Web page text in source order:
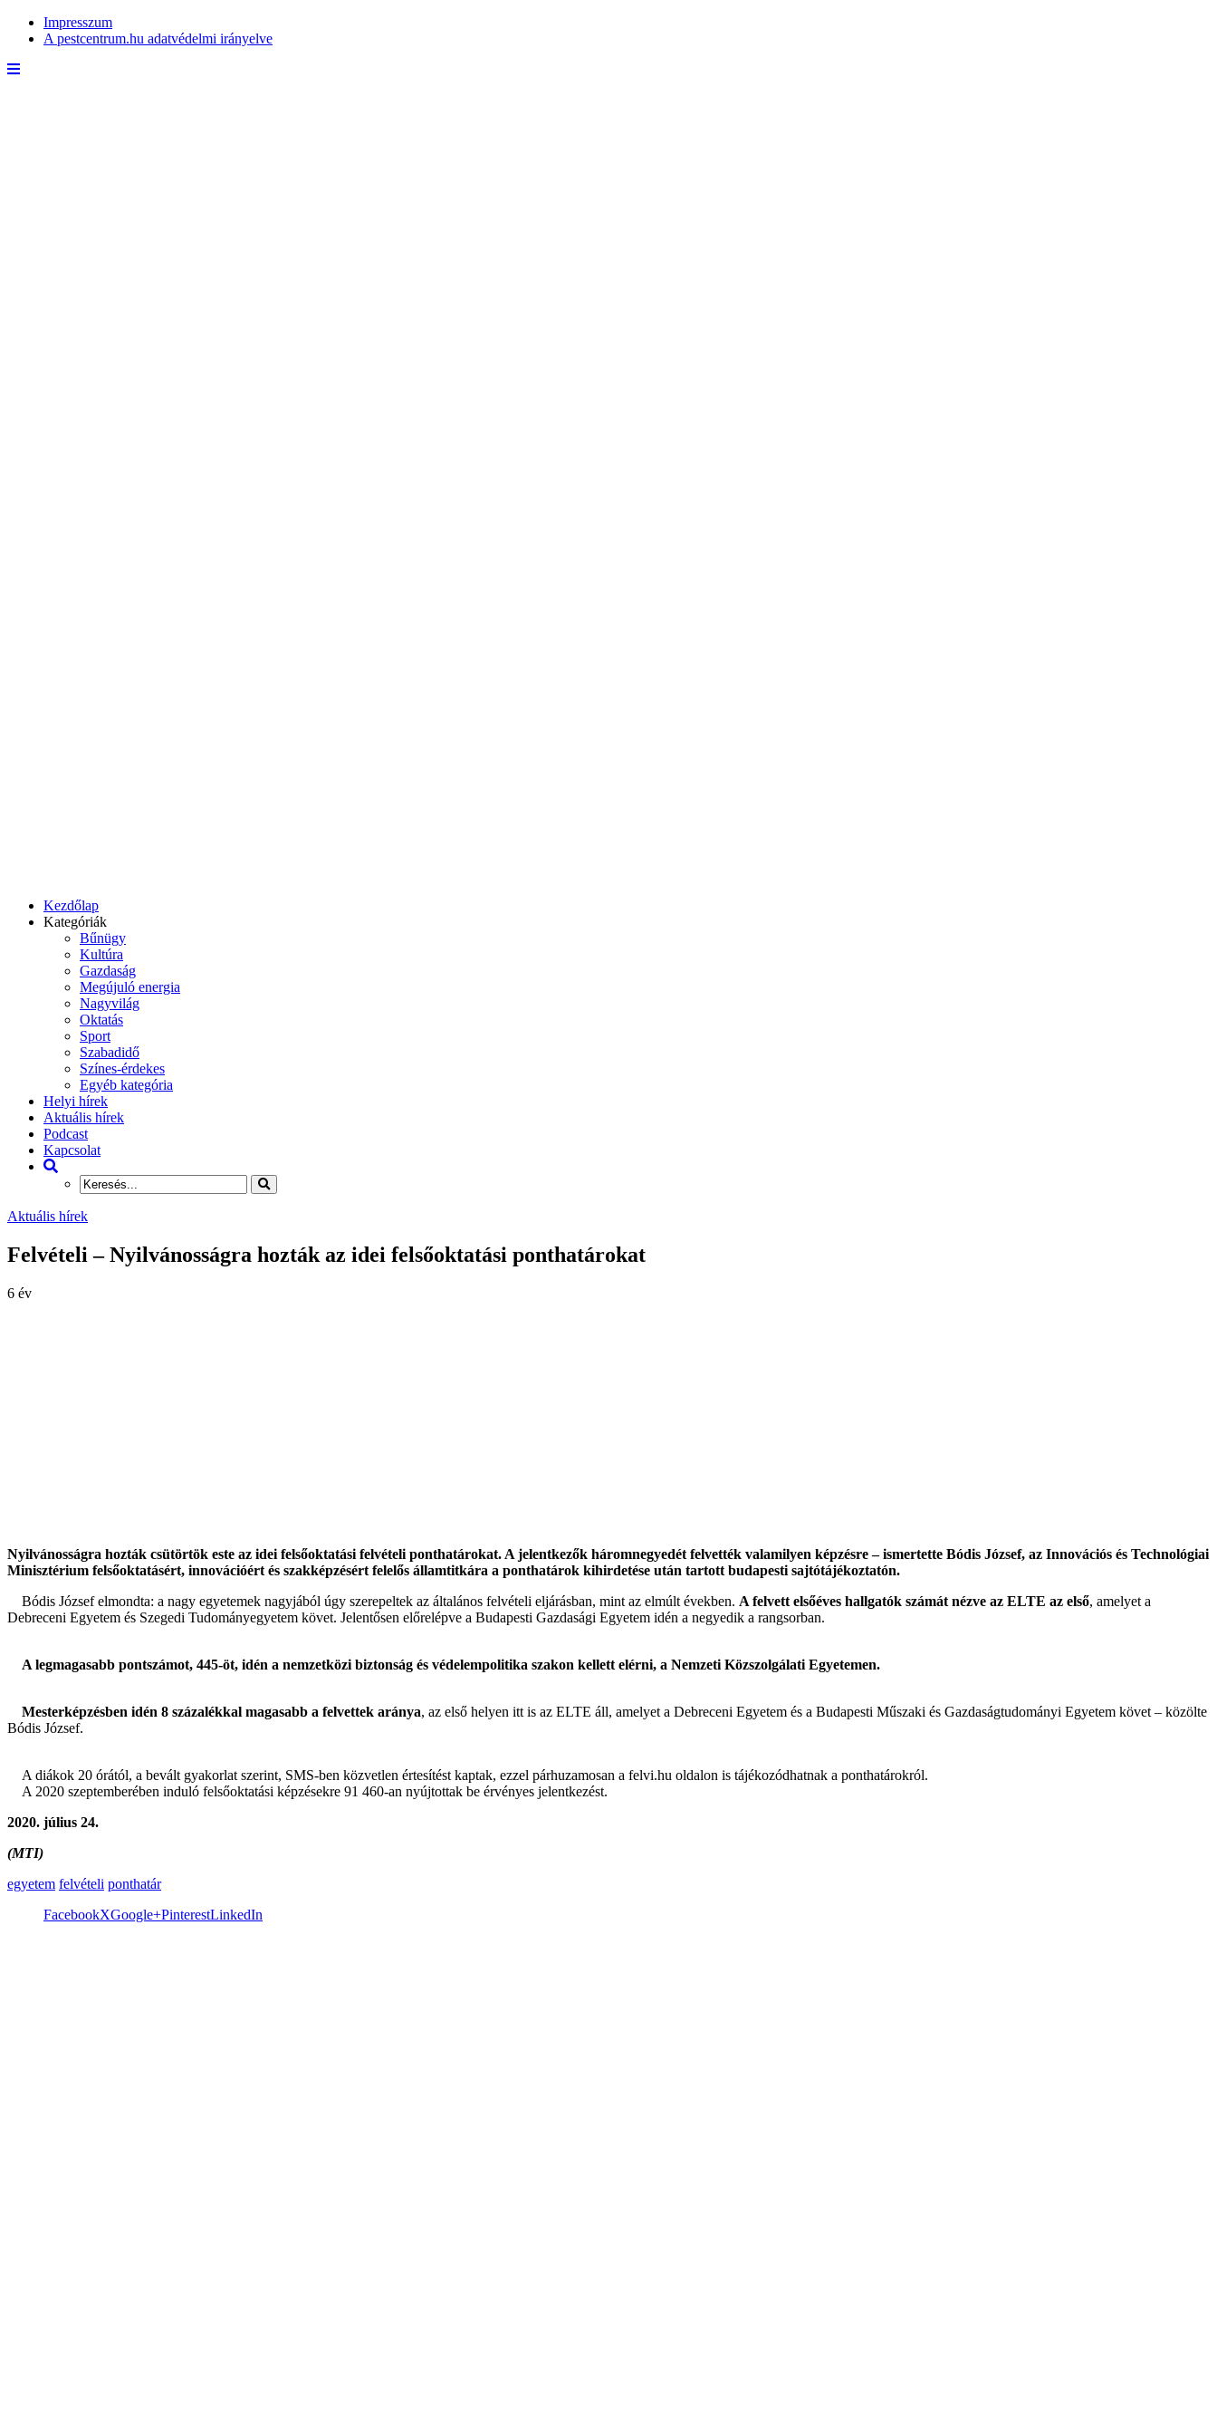
Impresszum
A pestcentrum.hu adatvédelmi irányelve
Kezdőlap
Kategóriák
Bűnügy
Kultúra
Gazdaság
Megújuló energia
Nagyvilág
Oktatás
Sport
Szabadidő
Színes-érdekes
Egyéb kategória
Helyi hírek
Aktuális hírek
Podcast
Kapcsolat
Aktuális hírek
Felvételi – Nyilvánosságra hozták az idei felsőoktatási ponthatárokat
6 év
Nyilvánosságra hozták csütörtök este az idei felsőoktatási felvételi ponthatárokat. A jelentkezők háromnegyedét felvették valamilyen képzésre – ismertette Bódis József, az Innovációs és Technológiai
Minisztérium felsőoktatásért, innovációért és szakképzésért felelős államtitkára a ponthatárok kihirdetése után tartott budapesti sajtótájékoztatón.
Bódis József elmondta: a nagy egyetemek nagyjából úgy szerepeltek az általános felvételi eljárásban, mint az elmúlt években. A felvett elsőéves hallgatók számát nézve az ELTE az első, amelyet a
Debreceni Egyetem és Szegedi Tudományegyetem követ. Jelentősen előrelépve a Budapesti Gazdasági Egyetem idén a negyedik a rangsorban.
A legmagasabb pontszámot, 445-öt, idén a nemzetközi biztonság és védelempolitika szakon kellett elérni, a Nemzeti Közszolgálati Egyetemen.
Mesterképzésben idén 8 százalékkal magasabb a felvettek aránya, az első helyen itt is az ELTE áll, amelyet a Debreceni Egyetem és a Budapesti Műszaki és Gazdaságtudományi Egyetem követ – közölte
Bódis József.
A diákok 20 órától, a bevált gyakorlat szerint, SMS-ben közvetlen értesítést kaptak, ezzel párhuzamosan a felvi.hu oldalon is tájékozódhatnak a ponthatárokról.
A 2020 szeptemberében induló felsőoktatási képzésekre 91 460-an nyújtottak be érvényes jelentkezést.
2020. július 24.
(MTI)
egyetem felvételi ponthatár
FacebookXGoogle+PinterestLinkedIn